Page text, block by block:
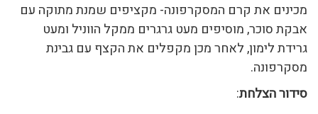
מכינים את קרם המסקרפונה- מקציפים שמנת מתוקה עם
אבקת סוכר, מוסיפים מעט גרגרים ממקל הווניל ומעט
גרידת לימון, לאחר מכן מקפלים את הקצף עם גבינת
מסקרפונה.
סידור הצלחת: